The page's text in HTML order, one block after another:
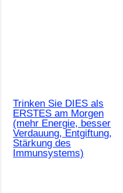
Trinken Sie DIES als
ERSTES am Morgen
(mehr Energie, besser
Verdauung, Entgiftung,
Stärkung des
Immunsystems)